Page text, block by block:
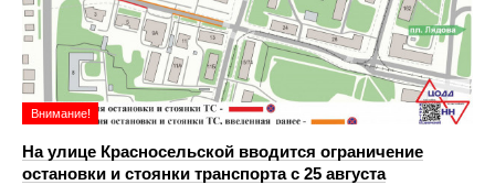
Внимание!
На улице Красносельской вводится ограничение
остановки и стоянки транспорта с 25 августа